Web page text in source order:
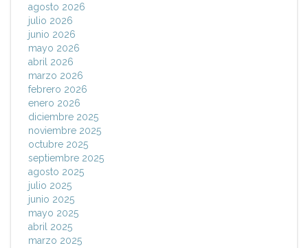
agosto 2026
julio 2026
junio 2026
mayo 2026
abril 2026
marzo 2026
febrero 2026
enero 2026
diciembre 2025
noviembre 2025
octubre 2025
septiembre 2025
agosto 2025
julio 2025
junio 2025
mayo 2025
abril 2025
marzo 2025